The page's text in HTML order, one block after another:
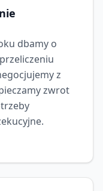
dbamy o
z
zwrot